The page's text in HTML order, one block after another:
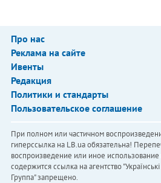
Про нас
Реклама на сайте
Ивенты
Редакция
Политики и стандарты
Пользовательское соглашение
При полном или частичном
гиперссылка на LB.ua обязательна!
воспроизведение или иное
содержится ссылка на агентство
Группа" запрещено.